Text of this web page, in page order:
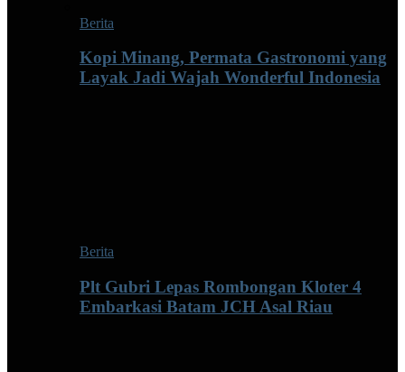
Berita
Kopi Minang, Permata Gastronomi yang
Layak Jadi Wajah Wonderful Indonesia
Berita
Plt Gubri Lepas Rombongan Kloter 4
Embarkasi Batam JCH Asal Riau